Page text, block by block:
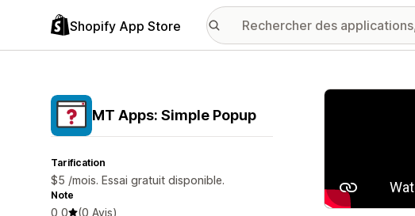
Shopify App Store
MT Apps: Simple Popup
Tarification
$5 /mois. Essai gratuit disponible.
Note
0,0 (0 Avis)
Galerie